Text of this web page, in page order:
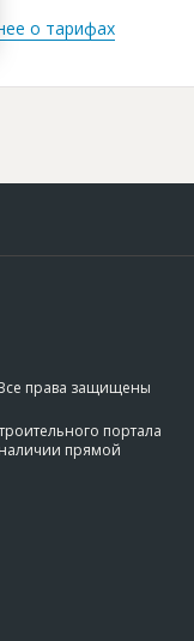
о тарифах
права защищены
портала
наличии прямой